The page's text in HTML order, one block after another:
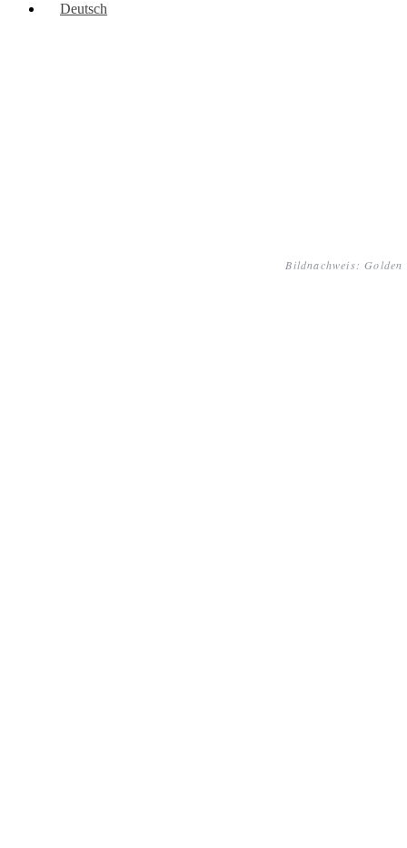
Bildnachweis:
Deutsch